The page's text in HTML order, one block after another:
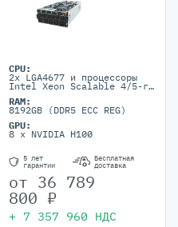
CPU:
2x LGA4677 и процессоры
Intel Xeon Scalable 4/5-го
Xeon CPU Max Series (dual
CPU, TDP до 350W)
RAM:
8192GB (DDR5 ECC REG)
GPU:
8 x NVIDIA H100
5 лет
гарантии
Бесплатная
доставка
от 36 789
800 ₽
+ 7 357 960 НДС